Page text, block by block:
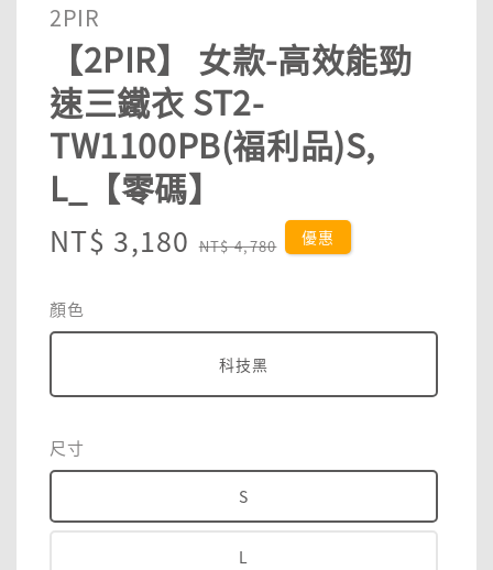
2PIR
【2PIR】 女款-高效能勁
速三鐵衣 ST2-
TW1100PB(福利品)S,
L_【零碼】
Sale
NT$ 3,180 Regular
NT$ 4,780 優惠
顏色
科技黑
尺寸
S
L